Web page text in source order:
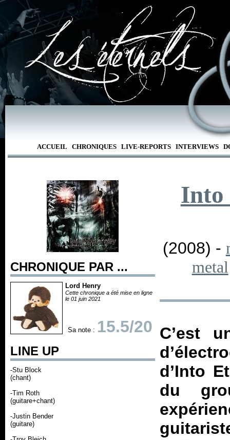
ACCUEIL CHRONIQUES LIVE-REPORTS INTERVIEWS
CHRONIQUE PAR ...
Lord Henry
Cette chronique a été mise en ligne
le 01 juin 2021
Sa note : 15.5/20
LINE UP
-Stu Block
(chant)
-Tim Roth
(guitare+chant)
-Justin Bender
(guitare)
Into
(2008) -
metal
C’est
d’Into
du